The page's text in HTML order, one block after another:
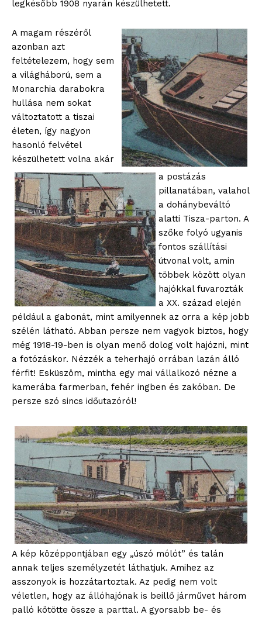
legkésőbb 1908 nyarán készülhetett.
A magam részéről
azonban azt
feltételezem, hogy sem
a világháború, sem a
Monarchia darabokra
hullása nem sokat
változtatott a tiszai
életen, így nagyon
hasonló felvétel
készülhetett volna akár
a postázás
pillanatában, valahol
a dohánybeváltó
alatti Tisza-parton. A
szőke folyó ugyanis
fontos szállítási
útvonal volt, amin
többek között olyan
hajókkal fuvarozták
a XX. század elején
például a gabonát, mint amilyennek az orra a kép jobb
szélén látható. Abban persze nem vagyok biztos, hogy
még 1918-19-ben is olyan menő dolog volt hajózni, mint
a fotózáskor. Nézzék a teherhajó orrában lazán álló
férfit! Esküszöm, mintha egy mai vállalkozó nézne a
kamerába farmerban, fehér ingben és zakóban. De
persze szó sincs időutazóról!
A kép középpontjában egy „úszó mólót” és talán
annak teljes személyzetét láthatjuk. Amihez az
asszonyok is hozzátartoztak. Az pedig nem volt
véletlen, hogy az állóhajónak is beillő járművet három
palló kötötte össze a parttal. A gyorsabb be- és